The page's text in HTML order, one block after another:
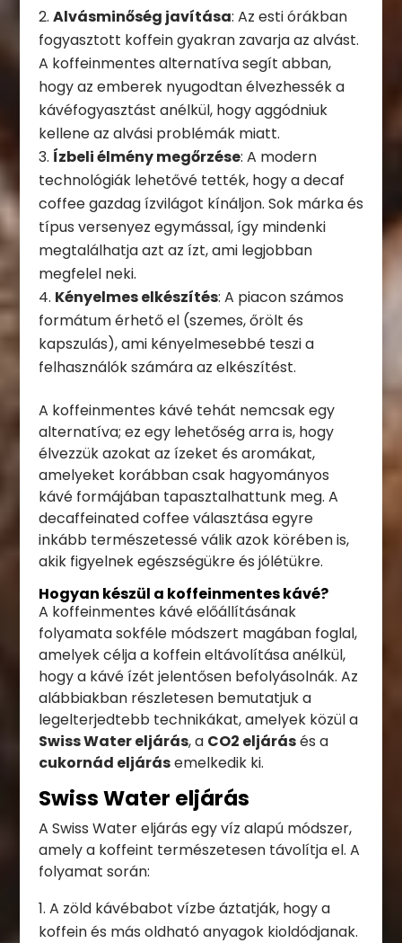
Alvásminőség javítása: Az esti órákban
fogyasztott koffein gyakran zavarja az alvást.
A koffeinmentes alternatíva segít abban,
hogy az emberek nyugodtan élvezhessék a
kávéfogyasztást anélkül, hogy aggódniuk
kellene az alvási problémák miatt.
Ízbeli élmény megőrzése: A modern
technológiák lehetővé tették, hogy a decaf
coffee gazdag ízvilágot kínáljon. Sok márka és
típus versenyez egymással, így mindenki
megtalálhatja azt az ízt, ami legjobban
megfelel neki.
Kényelmes elkészítés: A piacon számos
formátum érhető el (szemes, őrölt és
kapszulás), ami kényelmesebbé teszi a
felhasználók számára az elkészítést.
A koffeinmentes kávé tehát nemcsak egy
alternatíva; ez egy lehetőség arra is, hogy
élvezzük azokat az ízeket és aromákat,
amelyeket korábban csak hagyományos
kávé formájában tapasztalhattunk meg. A
decaffeinated coffee választása egyre
inkább természetessé válik azok körében is,
akik figyelnek egészségükre és jólétükre.
Hogyan készül a koffeinmentes kávé?
A koffeinmentes kávé előállításának
folyamata sokféle módszert magában foglal,
amelyek célja a koffein eltávolítása anélkül,
hogy a kávé ízét jelentősen befolyásolnák. Az
alábbiakban részletesen bemutatjuk a
legelterjedtebb technikákat, amelyek közül a
Swiss Water eljárás, a CO2 eljárásés a
cukornád eljárásemelkedik ki.
Swiss Water eljárás
A Swiss Water eljárás egy víz alapú módszer,
amely a koffeint természetesen távolítja el. A
folyamat során:
A zöld kávébabot vízbe áztatják, hogy a
koffein és más oldható anyagok kioldódjanak.